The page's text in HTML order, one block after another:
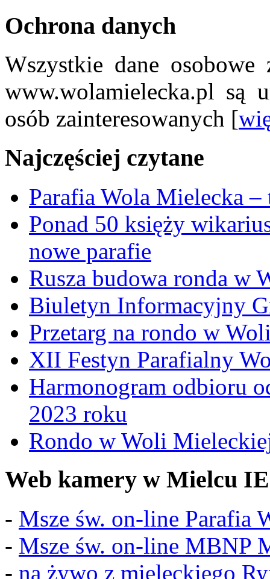
Ochrona danych
Wszystkie dane osobowe
www.wolamielecka.pl są
osób zainteresowanych [
Najczęściej czytane
Parafia Wola Mielecka
Ponad 50 księży
nowe parafie
Rusza budowa ronda w
Biuletyn Informacyjny
Przetarg na rondo w
XII Festyn Parafialny
Harmonogram odbioru
2023 roku
Rondo w Woli
Web kamery w Mielcu IE
- Msze św. on-line Parafia
- Msze św. on-line MBNP
- na żywo z mieleckiego